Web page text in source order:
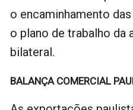
o encaminhamento
o plano de trabalho da
bilateral.
BALANÇA COMERCIAL